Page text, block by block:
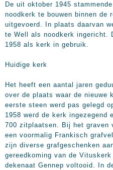
De uit oktober 1945
noodkerk te bouwen binnen de
uitgevoerd. In plaats daarvan
te Well als noodkerk ingericht.
1958 als kerk in gebruik.
Huidige kerk
Het heeft een aantal jaren
over de plaats waar de nieuwe
eerste steen werd pas gelegd
1958 werd de kerk ingezegend
700 zitplaatsen. Bij het graven
een voormalig Frankisch
zijn diverse grafgeschenken
gereedkoming van de
dekenaat Gennep voltooid. In